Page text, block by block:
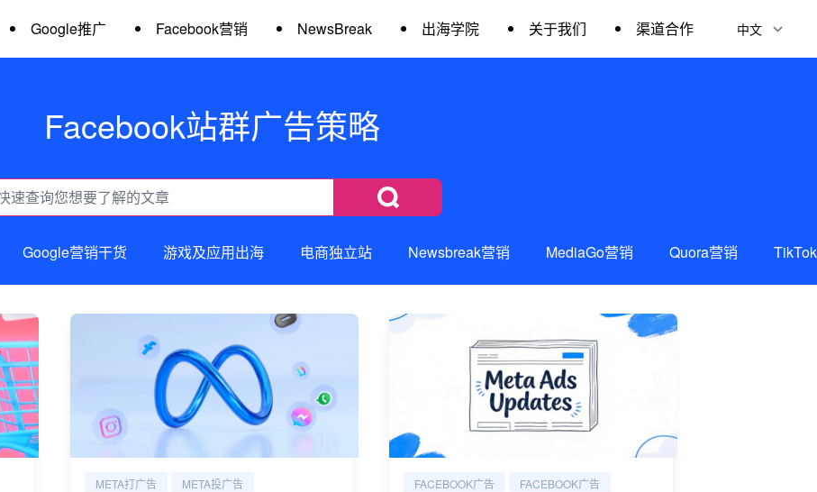
Google推广 Facebook营销 NewsBreak 出海学院 关于我们 渠道合作
Facebook站群广告策略
Google营销干货 游戏及应用出海 电商独立站 Newsbreak营销 MediaGo营销 Quora营销
META打广告 META投广告 FACEBOOK广告 FACEBOOK广告